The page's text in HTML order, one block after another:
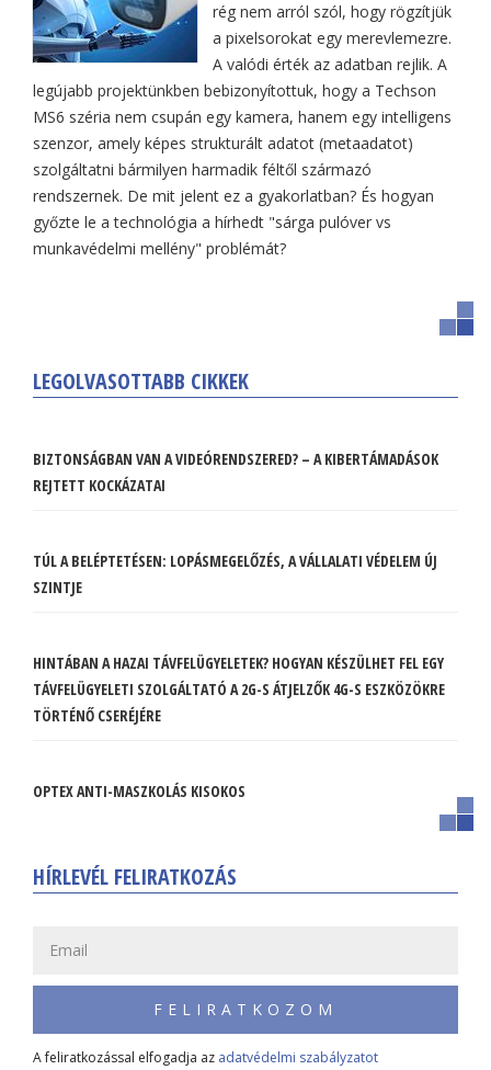
rég nem arról szól, hogy rögzítjük
a pixelsorokat egy merevlemezre.
A valódi érték az adatban rejlik. A
legújabb projektünkben bebizonyítottuk, hogy a Techson
MS6 széria nem csupán egy kamera, hanem egy intelligens
szenzor, amely képes strukturált adatot (metaadatot)
szolgáltatni bármilyen harmadik féltől származó
rendszernek. De mit jelent ez a gyakorlatban? És hogyan
győzte le a technológia a hírhedt "sárga pulóver vs
munkavédelmi mellény" problémát?
LEGOLVASOTTABB CIKKEK
BIZTONSÁGBAN VAN A VIDEÓRENDSZERED? – A KIBERTÁMADÁSOK
REJTETT KOCKÁZATAI
TÚL A BELÉPTETÉSEN: LOPÁSMEGELŐZÉS, A VÁLLALATI VÉDELEM ÚJ
SZINTJE
HINTÁBAN A HAZAI TÁVFELÜGYELETEK? HOGYAN KÉSZÜLHET FEL EGY
TÁVFELÜGYELETI SZOLGÁLTATÓ A 2G-S ÁTJELZŐK 4G-S ESZKÖZÖKRE
TÖRTÉNŐ CSERÉJÉRE
OPTEX ANTI-MASZKOLÁS KISOKOS
HÍRLEVÉL FELIRATKOZÁS
FELIRATKOZOM
A feliratkozással elfogadja az adatvédelmi szabályzatot